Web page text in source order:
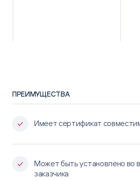
ПРЕИМУЩЕСТВА
Имеет сертификат
Может быть установлено во
заказчика